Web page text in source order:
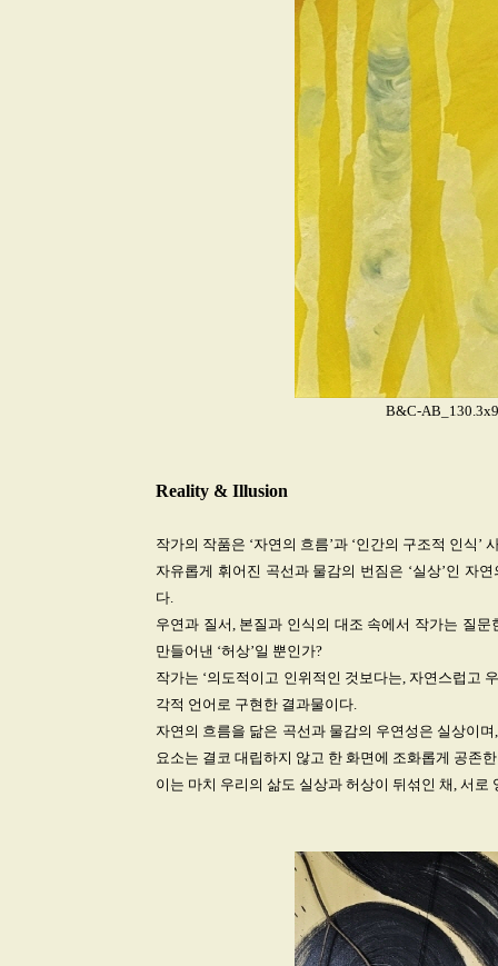
B&C-
Reality & Illusion
작가의 작품은 ‘자연의 흐름’과 ‘인간의 구조적 인식
자유롭게 휘어진 곡선과 물감의 번짐은 ‘실상’인 자
다.
우연과 질서, 본질과 인식의 대조 속에서 작가는 질
만들어낸 ‘허상’일 뿐인가?
작가는 ‘의도적이고 인위적인 것보다는, 자연스럽고
각적 언어로 구현한 결과물이다.
자연의 흐름을 닮은 곡선과 물감의 우연성은 실상이
요소는 결코 대립하지 않고 한 화면에 조화롭게 공존
이는 마치 우리의 삶도 실상과 허상이 뒤섞인 채, 서